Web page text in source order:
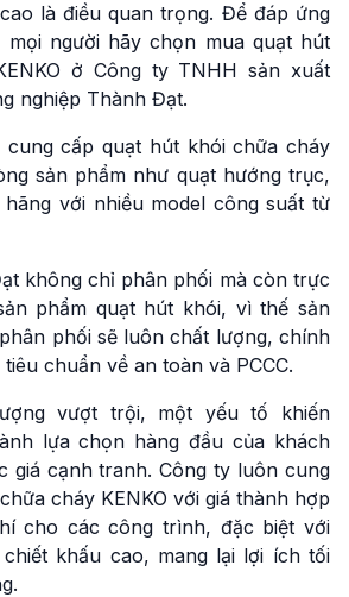
là điều quan trọng. Để đáp ứng
người hãy chọn mua quạt hút
ở Công ty TNHH sản xuất
nghiệp Thành Đạt.
cấp quạt hút khói chữa cháy
sản phẩm như quạt hướng trục,
với nhiều model công suất từ
không chỉ phân phối mà còn trực
phẩm quạt hút khói, vì thế sản
phối sẽ luôn chất lượng, chính
chuẩn về an toàn và PCCC.
vượt trội, một yếu tố khiến
lựa chọn hàng đầu của khách
giá cạnh tranh. Công ty luôn cung
cháy KENKO với giá thành hợp
cho các công trình, đặc biệt với
khấu cao, mang lại lợi ích tối